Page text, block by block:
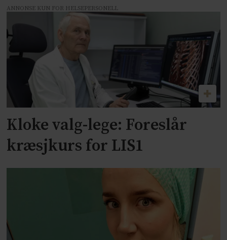
ANNONSE KUN FOR HELSEPERSONELL
Kloke valg-lege: Foreslår
kræsjkurs for LIS1